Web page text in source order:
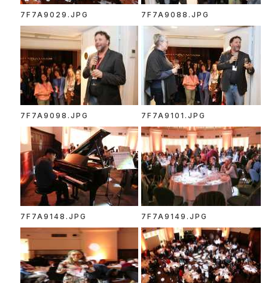
7F7A9029.JPG 7F7A9088.JPG
7F7A9098.JPG 7F7A9101.JPG
7F7A9148.JPG 7F7A9149.JPG